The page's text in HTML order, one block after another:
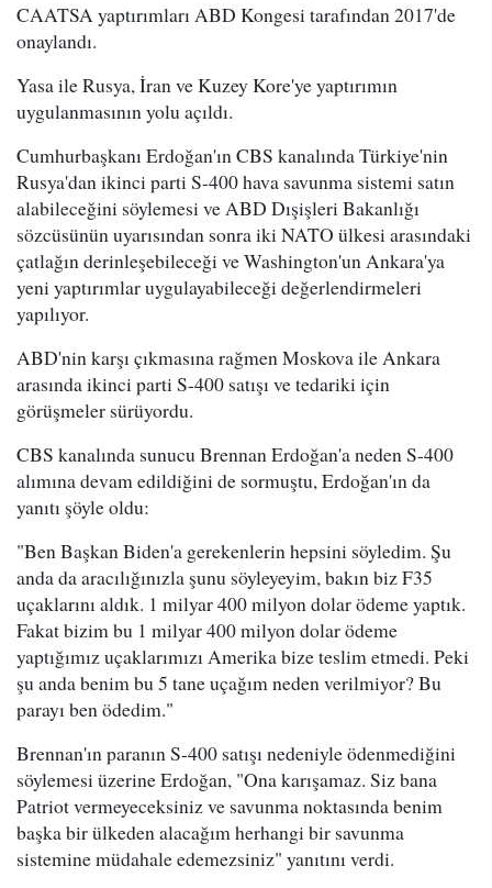
CAATSA yaptırımları ABD Kongesi tarafından 2017'de
onaylandı.
Yasa ile Rusya, İran ve Kuzey Kore'ye yaptırımın
uygulanmasının yolu açıldı.
Cumhurbaşkanı Erdoğan'ın CBS kanalında Türkiye'nin
Rusya'dan ikinci parti S-400 hava savunma sistemi satın
alabileceğini söylemesi ve ABD Dışişleri Bakanlığı
sözcüsünün uyarısından sonra iki NATO ülkesi arasındaki
çatlağın derinleşebileceği ve Washington'un Ankara'ya
yeni yaptırımlar uygulayabileceği değerlendirmeleri
yapılıyor.
ABD'nin karşı çıkmasına rağmen Moskova ile Ankara
arasında ikinci parti S-400 satışı ve tedariki için
görüşmeler sürüyordu.
CBS kanalında sunucu Brennan Erdoğan'a neden S-400
alımına devam edildiğini de sormuştu, Erdoğan'ın da
yanıtı şöyle oldu:
"Ben Başkan Biden'a gerekenlerin hepsini söyledim. Şu
anda da aracılığınızla şunu söyleyeyim, bakın biz F35
uçaklarını aldık. 1 milyar 400 milyon dolar ödeme yaptık.
Fakat bizim bu 1 milyar 400 milyon dolar ödeme
yaptığımız uçaklarımızı Amerika bize teslim etmedi. Peki
şu anda benim bu 5 tane uçağım neden verilmiyor? Bu
parayı ben ödedim."
Brennan'ın paranın S-400 satışı nedeniyle ödenmediğini
söylemesi üzerine Erdoğan, "Ona karışamaz. Siz bana
Patriot vermeyeceksiniz ve savunma noktasında benim
başka bir ülkeden alacağım herhangi bir savunma
sistemine müdahale edemezsiniz" yanıtını verdi.